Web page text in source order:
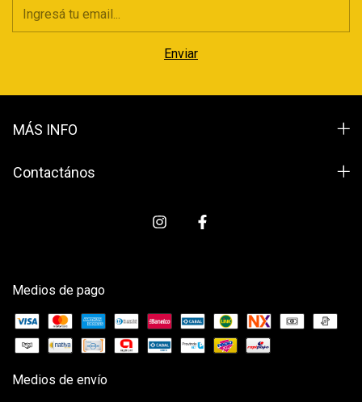
MÁS INFO
Contactános
Medios de pago
Medios de envío